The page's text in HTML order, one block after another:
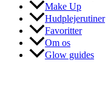
Make Up
Hudplejerutiner
Favoritter
Om os
Glow guides